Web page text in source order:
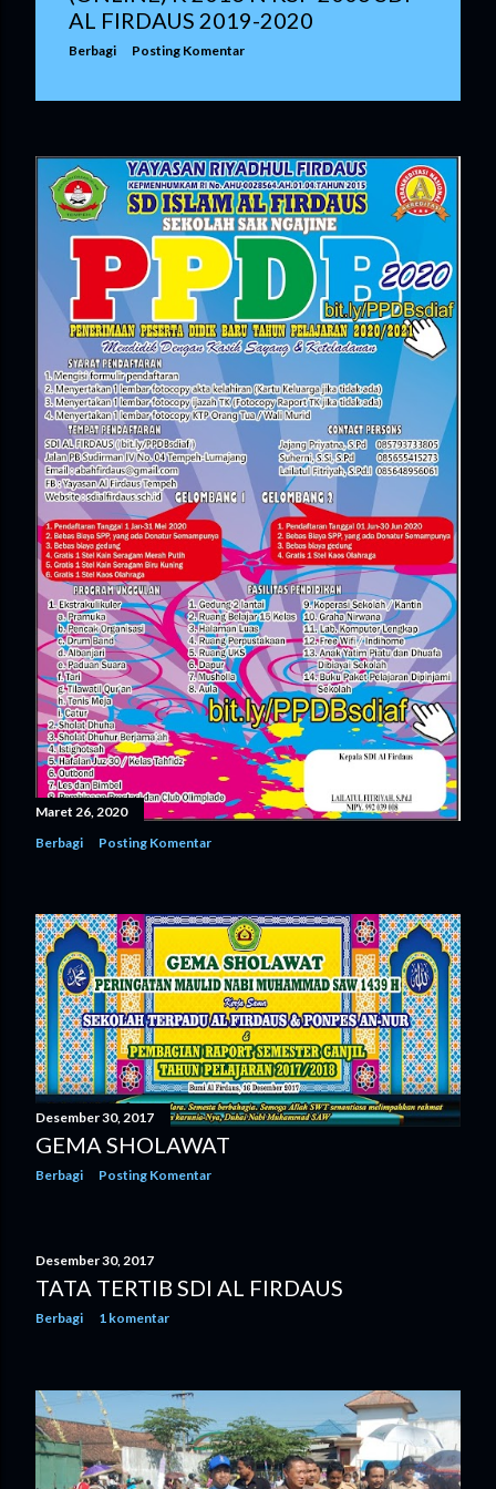
AL FIRDAUS 2019-2020
Berbagi Posting Komentar
Maret 26, 2020
Berbagi
Posting Komentar
Desember 30, 2017
GEMA SHOLAWAT
Berbagi Posting Komentar
Desember 30, 2017
TATA TERTIB SDI AL FIRDAUS
Berbagi 1 komentar